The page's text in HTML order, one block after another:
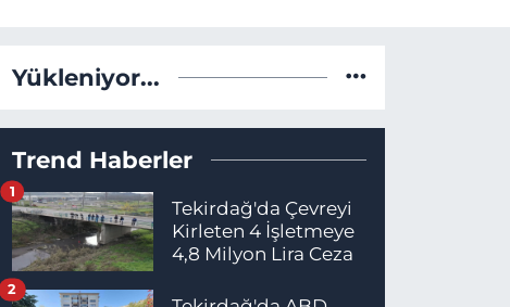
Yükleniyor...
Trend Haberler
Tekirdağ'da Çevreyi
Kirleten 4 İşletmeye
4,8 Milyon Lira Ceza
1
2